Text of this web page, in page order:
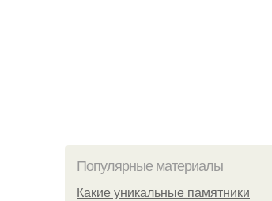
Популярные материалы
Какие уникальные памятники